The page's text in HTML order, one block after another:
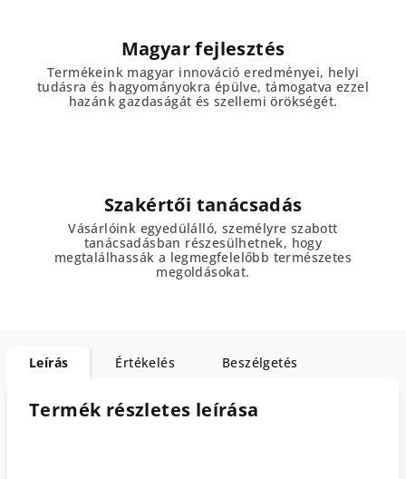
Magyar fejlesztés
Termékeink magyar innováció eredményei, helyi
tudásra és hagyományokra épülve, támogatva ezzel
hazánk gazdaságát és szellemi örökségét.
Szakértői tanácsadás
Vásárlóink egyedülálló, személyre szabott
tanácsadásban részesülhetnek, hogy
megtalálhassák a legmegfelelőbb természetes
megoldásokat.
Leírás Értékelés Beszélgetés
Termék részletes leírása